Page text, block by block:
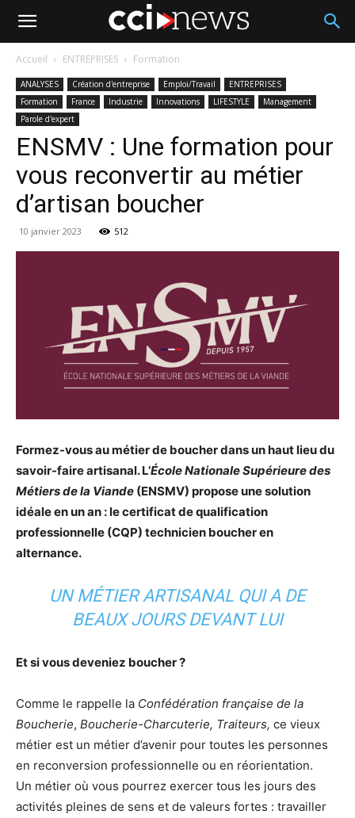
Accueil ENTREPRISES Formation
ANALYSES Création d'entreprise Emploi/Travail
ENTREPRISES
Formation
France Industrie Innovations LIFESTYLE
Management
Parole d'expert
ENSMV : Une formation pour
vous reconvertir au métier
d’artisan boucher
10 janvier 2023 512
Formez-vous au métier de boucher dans un haut lieu du
savoir-faire artisanal. L’École Nationale Supérieure des
Métiers de la Viande (ENSMV) propose une solution
idéale en un an : le certificat de qualification
professionnelle (CQP) technicien boucher en
alternance.
UN MÉTIER ARTISANAL QUI A DE
BEAUX JOURS DEVANT LUI
Et si vous deveniez boucher ?
Comme le rappelle la Confédération française de la
Boucherie, Boucherie-Charcuterie, Traiteurs, ce vieux
métier est un métier d’avenir pour toutes les personnes
en reconversion professionnelle ou en réorientation.
Un métier où vous pourrez exercer tous les jours des
activités pleines de sens et de valeurs fortes : travailler